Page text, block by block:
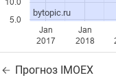
Jan
2017
Jan
2018
5.0
10.0
bytopic.ru
Прогноз IMOEX